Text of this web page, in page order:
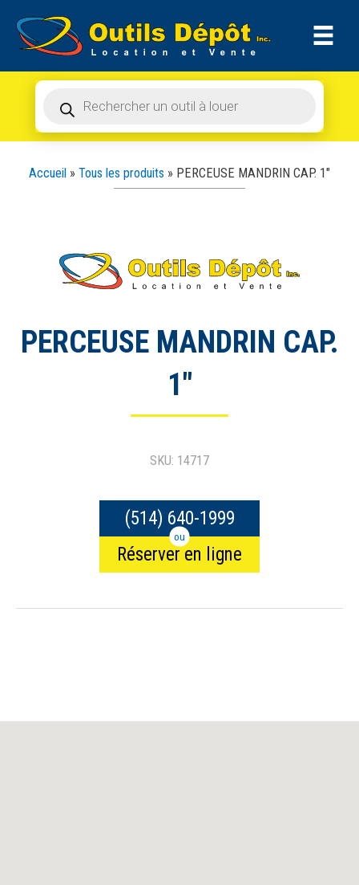
contenu
produits
de
produits
Accueil » Tous les produits » PERCEUSE MANDRIN CAP. 1″
PERCEUSE MANDRIN CAP.
1″
SKU: 14717
(514) 640-1999
ou
Réserver en ligne